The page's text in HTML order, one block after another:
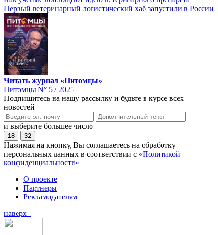
Первый ветеринарный логистический хаб запустили в России
Читать журнал «Питомцы»
Питомцы N° 5 / 2025
Подпишитесь на нашу рассылку и будьте в курсе всех
новостей
и выберите большее число
18 32
Нажимая на кнопку, Вы соглашаетесь на обработку
персональных данных в соответствии с «Политикой
конфиденциальности»
О проекте
Партнеры
Рекламодателям
наверх